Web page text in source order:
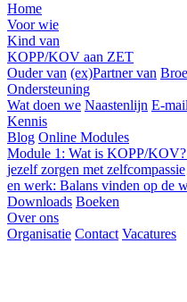
Home
Voor wie
Kind van
KOPP/KOV aan ZET
Ouder van (ex)Partner van
Ondersteuning
Wat doen we Naastenlijn E-
Kennis
Blog Online Modules
Module 1: Wat is KOPP/KOV?
jezelf zorgen met zelfcompassie
en werk: Balans vinden op de
Downloads Boeken
Over ons
Organisatie Contact Vacatures